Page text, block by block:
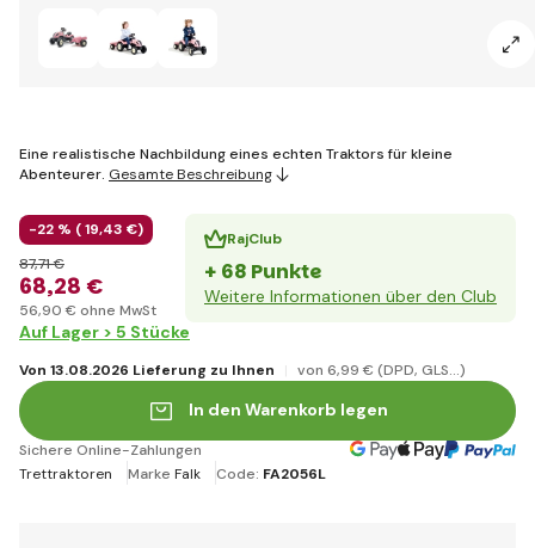
Eine realistische Nachbildung eines echten Traktors für kleine
Abenteurer. Gesamte Beschreibung
-22 % (19,43 €)
68,28 €
87,71 €
56,90 € ohne MwSt
RajClub
+ 68 Punkte
Weitere Informationen über den Club
Auf Lager > 5 Stücke
Von 13.08.2026 Lieferung zu Ihnen von 6,99 € (DPD, GLS...)
In den Warenkorb legen
Sichere Online-Zahlungen
Trettraktoren
Marke Falk Code: FA2056L